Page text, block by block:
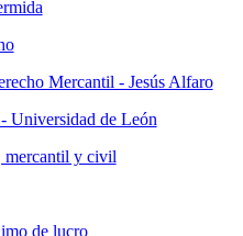
Mercantil - Jesús Alfaro
Universidad de León
mercantil y civil
de lucro